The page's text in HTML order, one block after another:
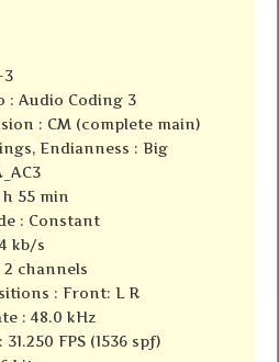
3
: Audio Coding 3
: CM (complete main)
Endianness : Big
55 min
: Constant
kb/s
2 channels
: Front: L R
: 48.0 kHz
FPS (1536 spf)